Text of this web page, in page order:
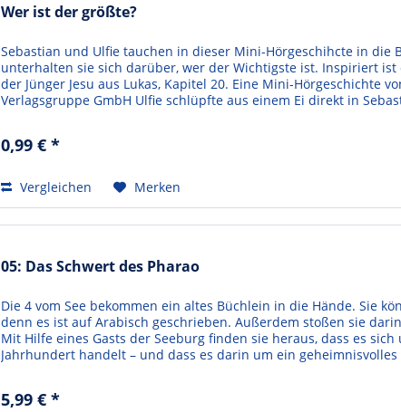
Wer ist der größte?
Sebastian und Ulfie tauchen in dieser Mini-Hörgeschihcte in die
unterhalten sie sich darüber, wer der Wichtigste ist. Inspiriert ist
der Jünger Jesu aus Lukas, Kapitel 20. Eine Mini-Hörgeschichte
Verlagsgruppe GmbH Ulfie schlüpfte aus einem Ei direkt in
0,99 € *
Vergleichen Merken
05: Das Schwert des Pharao
Die 4 vom See bekommen ein altes Büchlein in die Hände. Sie
denn es ist auf Arabisch geschrieben. Außerdem stoßen sie
Mit Hilfe eines Gasts der Seeburg finden sie heraus, dass es
Jahrhundert handelt – und dass es darin um ein
5,99 € *